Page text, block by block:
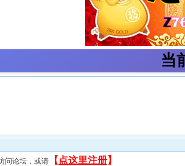
当
问论坛，或请 【 点这里注册】